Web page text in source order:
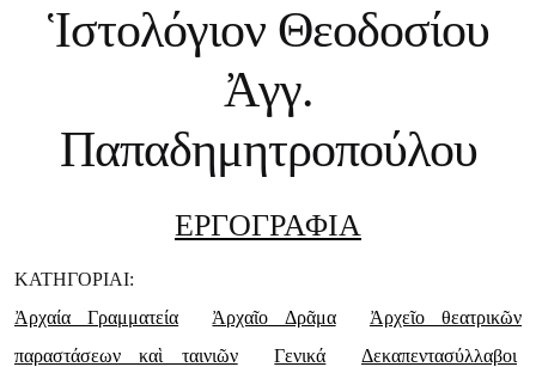
Ἱστολόγιον Θεοδοσίου
Ἀγγ.
Παπαδημητροπούλου
ΕΡΓΟΓΡΑΦΙΑ
ΚΑΤΗΓΟΡΙΑΙ:
Ἀρχαία Γραμματεία
Ἀρχαῖο Δρᾶμα
Ἀρχεῖο θεατρικῶν
παραστάσεων καὶ ταινιῶν
Γενικά
Δεκαπεντασύλλαβοι